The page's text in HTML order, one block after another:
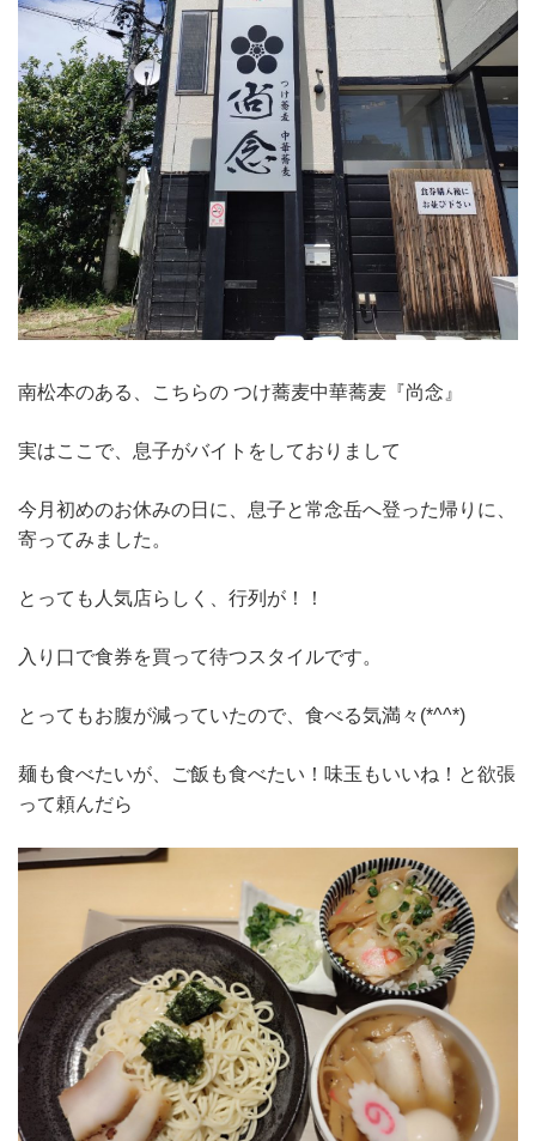
南松本のある、こちらの つけ蕎麦中華蕎麦『尚念』
実はここで、息子がバイトをしておりまして
今月初めのお休みの日に、息子と常念岳へ登った帰りに、
寄ってみました。
とっても人気店らしく、行列が！！
入り口で食券を買って待つスタイルです。
とってもお腹が減っていたので、食べる気満々(*^^*)
麺も食べたいが、ご飯も食べたい！味玉もいいね！と欲張
って頼んだら